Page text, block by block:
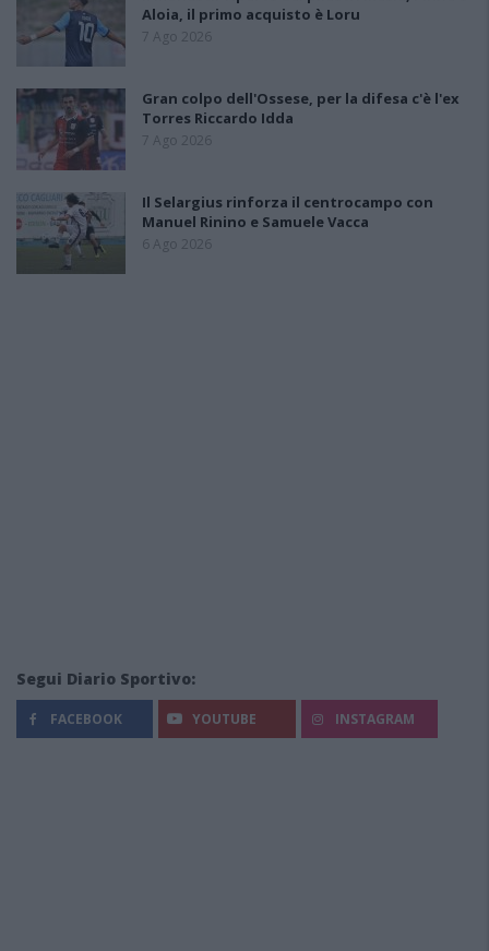
Aloia, il primo acquisto è Loru
7 Ago 2026
Gran colpo dell'Ossese, per la difesa c'è l'ex
Torres Riccardo Idda
7 Ago 2026
Il Selargius rinforza il centrocampo con
Manuel Rinino e Samuele Vacca
6 Ago 2026
Segui Diario Sportivo:
FACEBOOK YOUTUBE INSTAGRAM